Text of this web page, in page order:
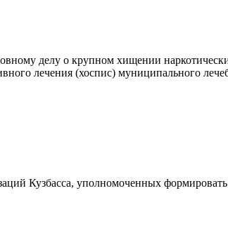
делу о крупном хищении
лечения (хоспис) муниципального
Кузбасса, уполномоченных